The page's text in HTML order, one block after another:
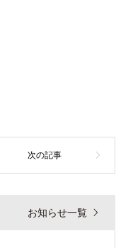
お知らせ一覧